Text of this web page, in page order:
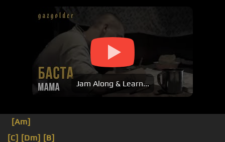
Jam Along & Learn...
[Am]
[C] [Dm] [B]